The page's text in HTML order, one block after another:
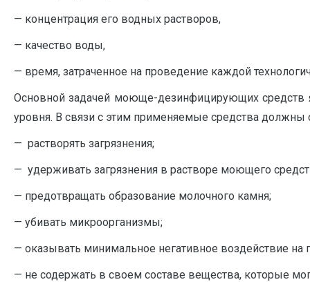
— концентрация его водных растворов,
— качество воды,
— время, затраченное на проведение каждой
Основной задачей моюще-дезинфицирующих средств
уровня. В связи с этим применяемые средства
— растворять загрязнения;
— удерживать загрязнения в растворе моющего
— предотвращать образование молочного камня;
— убивать микроорганизмы;
— оказывать минимальное негативное воздействие
— не содержать в своем составе вещества, которые